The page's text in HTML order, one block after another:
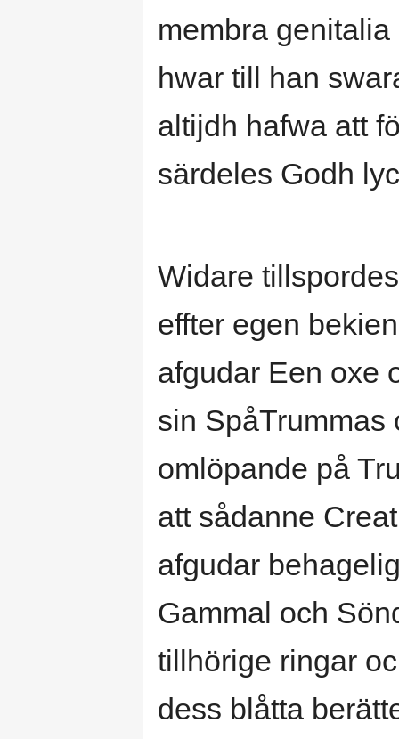
membra
hwar till han
altijdh hafwa att
särdeles Godh
Widare
effter egen
afgudar Een oxe
sin SpåTrummas
omlöpande på
att sådanne
afgudar
Gammal och
tillhörige ringar
dess blåtta